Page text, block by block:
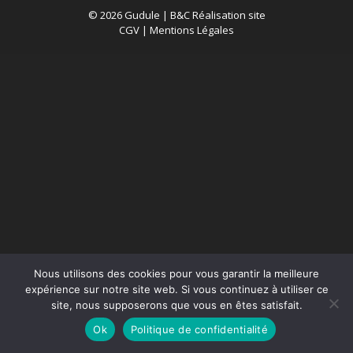
© 2026 Gudule | B&C Réalisation site
CGV | Mentions Légales
Nous utilisons des cookies pour vous garantir la meilleure
expérience sur notre site web. Si vous continuez à utiliser ce
site, nous supposerons que vous en êtes satisfait.
Ok
Politique de confidentialité